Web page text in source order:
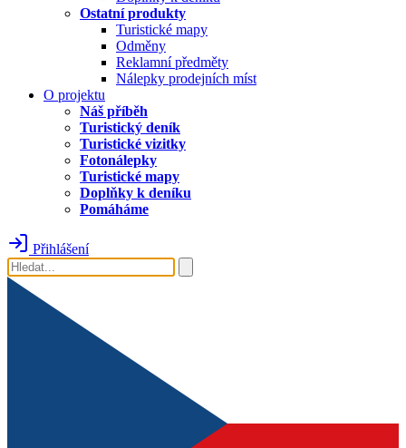
Ostatní produkty
Turistické mapy
Odměny
Reklamní předměty
Nálepky prodejních míst
O projektu
Náš příběh
Turistický deník
Turistické vizitky
Fotonálepky
Turistické mapy
Doplňky k deníku
Pomáháme
Přihlášení